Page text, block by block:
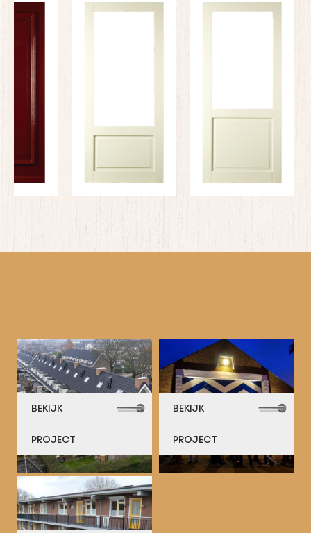
BEKIJK
PROJECT
BEKIJK
PROJECT